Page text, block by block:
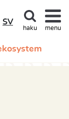
SV
haku menu